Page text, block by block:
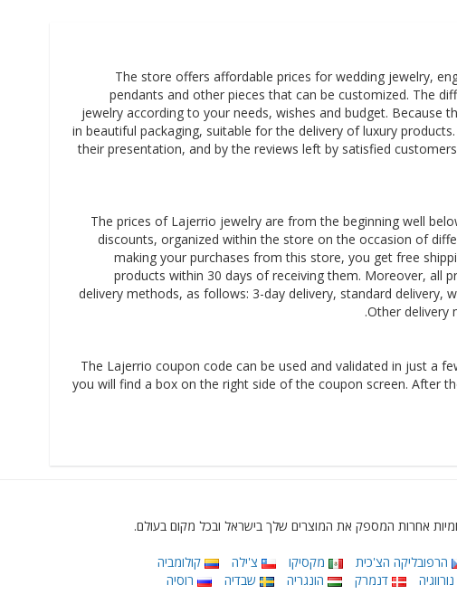
The store offers affordable prices for wedding jewelry,
pendants and other pieces that can be customized. The
jewelry according to your needs, wishes and budget.
in beautiful packaging, suitable for the delivery of luxury
their presentation, and by the reviews left by satisfied
The prices of Lajerrio jewelry are from the beginning well
discounts, organized within the store on the occasion of
making your purchases from this store, you get free
products within 30 days of receiving them. Moreover, all
delivery methods, as follows: 3-day delivery, standard delivery,
Other delivery
The Lajerrio coupon code can be used and validated in just a
you will find a box on the right side of the coupon screen. After
הרפובליקה הצ'כית מקסיקו צ'ילה
קולומביה
דנמרק הונגריה שבדיה
רוסיה